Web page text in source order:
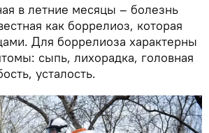
в летние месяцы – болезнь
как боррелиоз, которая
Для боррелиоза характерны
сыпь, лихорадка, головная
усталость.